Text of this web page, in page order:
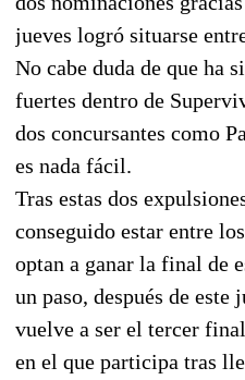
jueves logró situarse
No cabe duda de que ha
fuertes dentro de
dos concursantes como
es nada fácil.
Tras estas dos
conseguido estar entre
optan a ganar la final de
un paso, después de este
vuelve a ser el tercer
en el que participa tras